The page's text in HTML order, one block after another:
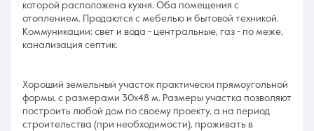
которой расположена кухня. Оба помещения с
отоплением. Продаются с мебелью и бытовой техникой.
Коммуникации: свет и вода - центральные, газ - по меже,
канализация септик.
Хороший земельный участок практически прямоугольной
формы, с размерами 30х48 м. Размеры участка позволяют
построить любой дом по своему проекту, а на период
строительства (при необходимости), проживать в